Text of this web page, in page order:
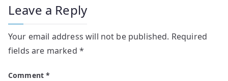
Leave a Reply
Your email address will not be published. Required
fields are marked *
Comment*